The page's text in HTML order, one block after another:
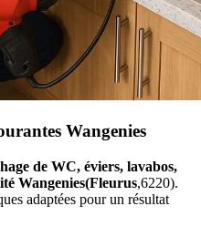
Wangenies
de WC, éviers, lavabos,
Wangenies(Fleurus,6220).
adaptées pour un résultat